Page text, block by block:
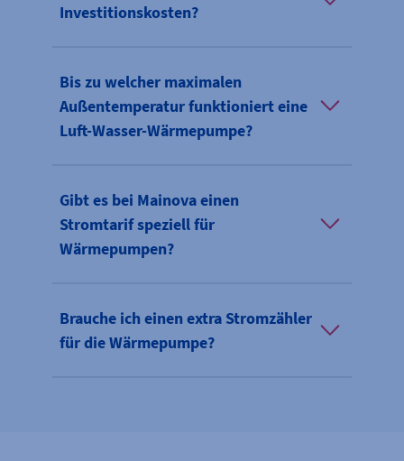
Investitionskosten?
Bis zu welcher maximalen
Außentemperatur funktioniert eine
Luft-Wasser-Wärmepumpe?
Gibt es bei Mainova einen
Stromtarif speziell für
Wärmepumpen?
Brauche ich einen extra Stromzähler
für die Wärmepumpe?